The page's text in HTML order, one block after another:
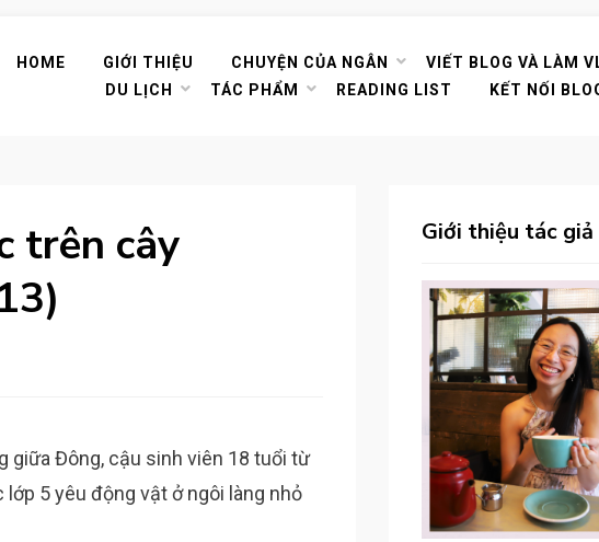
HOME GIỚI THIỆU CHUYỆN CỦA NGÂN VIẾT BLOG VÀ LÀM
DU LỊCH
TÁC PHẨM READING LIST KẾT NỐI
trên cây
giữa Đông, cậu sinh viên 18 tuổi từ
lớp 5 yêu động vật ở ngôi làng nhỏ
Giới thiệu tác